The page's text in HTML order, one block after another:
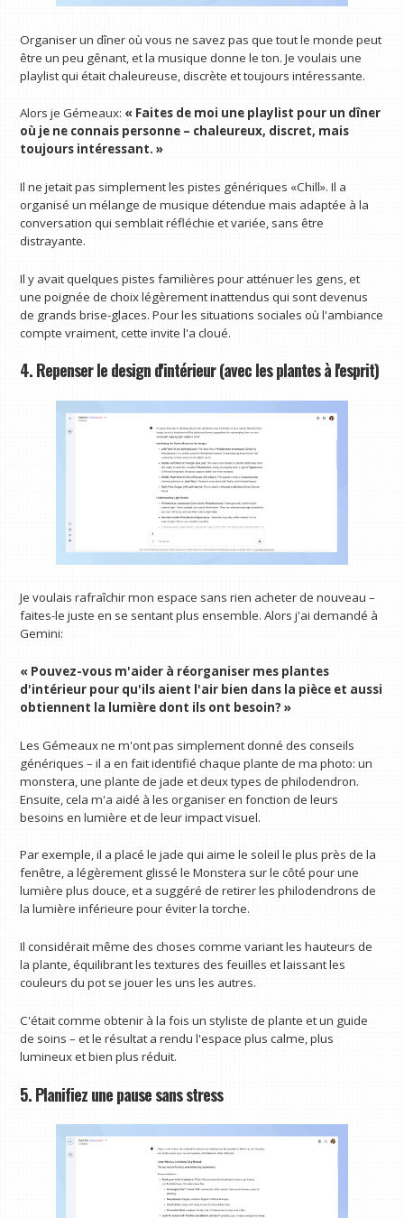
Organiser un dîner où vous ne savez pas que tout le monde peut
être un peu gênant, et la musique donne le ton. Je voulais une
playlist qui était chaleureuse, discrète et toujours intéressante.
Alors je Gémeaux: « Faites de moi une playlist pour un dîner
où je ne connais personne – chaleureux, discret, mais
toujours intéressant. »
Il ne jetait pas simplement les pistes génériques «Chill». Il a
organisé un mélange de musique détendue mais adaptée à la
conversation qui semblait réfléchie et variée, sans être
distrayante.
Il y avait quelques pistes familières pour atténuer les gens, et
une poignée de choix légèrement inattendus qui sont devenus
de grands brise-glaces. Pour les situations sociales où l'ambiance
compte vraiment, cette invite l'a cloué.
4. Repenser le design d'intérieur (avec les plantes à l'esprit)
Je voulais rafraîchir mon espace sans rien acheter de nouveau –
faites-le juste en se sentant plus ensemble. Alors j'ai demandé à
Gemini:
« Pouvez-vous m'aider à réorganiser mes plantes
d'intérieur pour qu'ils aient l'air bien dans la pièce et aussi
obtiennent la lumière dont ils ont besoin? »
Les Gémeaux ne m'ont pas simplement donné des conseils
génériques – il a en fait identifié chaque plante de ma photo: un
monstera, une plante de jade et deux types de philodendron.
Ensuite, cela m'a aidé à les organiser en fonction de leurs
besoins en lumière et de leur impact visuel.
Par exemple, il a placé le jade qui aime le soleil le plus près de la
fenêtre, a légèrement glissé le Monstera sur le côté pour une
lumière plus douce, et a suggéré de retirer les philodendrons de
la lumière inférieure pour éviter la torche.
Il considérait même des choses comme variant les hauteurs de
la plante, équilibrant les textures des feuilles et laissant les
couleurs du pot se jouer les uns les autres.
C'était comme obtenir à la fois un styliste de plante et un guide
de soins – et le résultat a rendu l'espace plus calme, plus
lumineux et bien plus réduit.
5. Planifiez une pause sans stress